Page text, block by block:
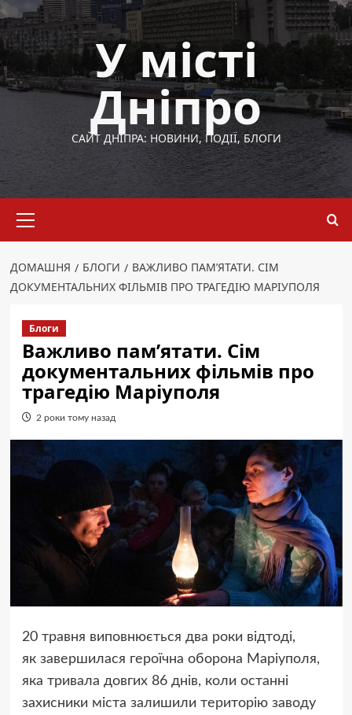
Перейти
до
вмісту
У місті
Дніпро
САЙТ ДНІПРА: НОВИНИ, ПОДІЇ, БЛОГИ
меню
ДОМАШНЯ БЛОГИ
ВАЖЛИВО ПАМ’ЯТАТИ. СІМ
ДОКУМЕНТАЛЬНИХ ФІЛЬМІВ ПРО ТРАГЕДІЮ МАРІУПОЛЯ
Блоги
Важливо пам’ятати. Сім
документальних фільмів про
трагедію Маріуполя
2 роки тому назад
20 травня виповнюється два роки відтоді,
як завершилася героїчна оборона Маріуполя,
яка тривала довгих 86 днів, коли останні
захисники міста залишили територію заводу